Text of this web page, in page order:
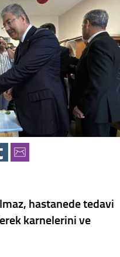
hastanede tedavi
karnelerini ve